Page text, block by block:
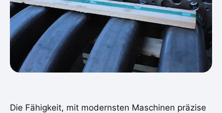
Die Fähigkeit, mit modernsten Maschinen präzise